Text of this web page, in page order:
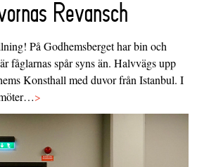
Revansch
På Godhemsberget har bin och
fåglarnas spår syns än. Halvvägs upp
Konsthall med duvor från Istanbul. I
>